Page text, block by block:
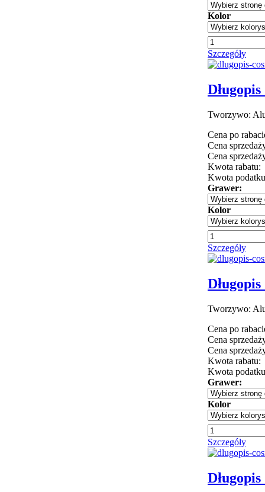
Kolor
Szczegóły
Tworzywo:
Cena po
Cena
Cena
Kwota rabatu:
Kwota
Grawer:
Kolor
Szczegóły
Tworzywo:
Cena po
Cena
Cena
Kwota rabatu:
Kwota
Grawer:
Kolor
Szczegóły